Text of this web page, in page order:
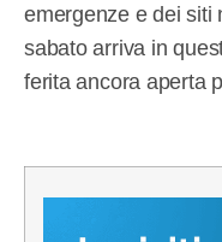
emergenze e dei siti
sabato arriva in
ferita ancora aperta